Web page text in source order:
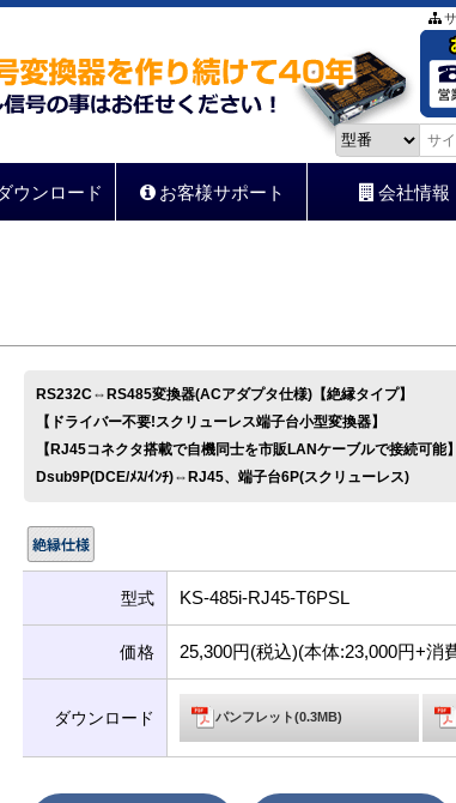
ウンロード お客様サポート 会社情報
RS232C⇔RS485変換器(ACアダプタ仕様)【絶縁タイプ】
【ドライバー不要!スクリューレス端子台小型変換器】
【RJ45コネクタ搭載で自機同士を市販LANケーブルで接続可能】
Dsub9P(DCE/ﾒｽ/ｲﾝﾁ)⇔RJ45、端子台6P(スクリューレス)
型式 KS-485i-RJ45-T6PSL
価格 25,300円(税込)(本体:23,000円+消
ダウンロード パンフレット(0.3MB)